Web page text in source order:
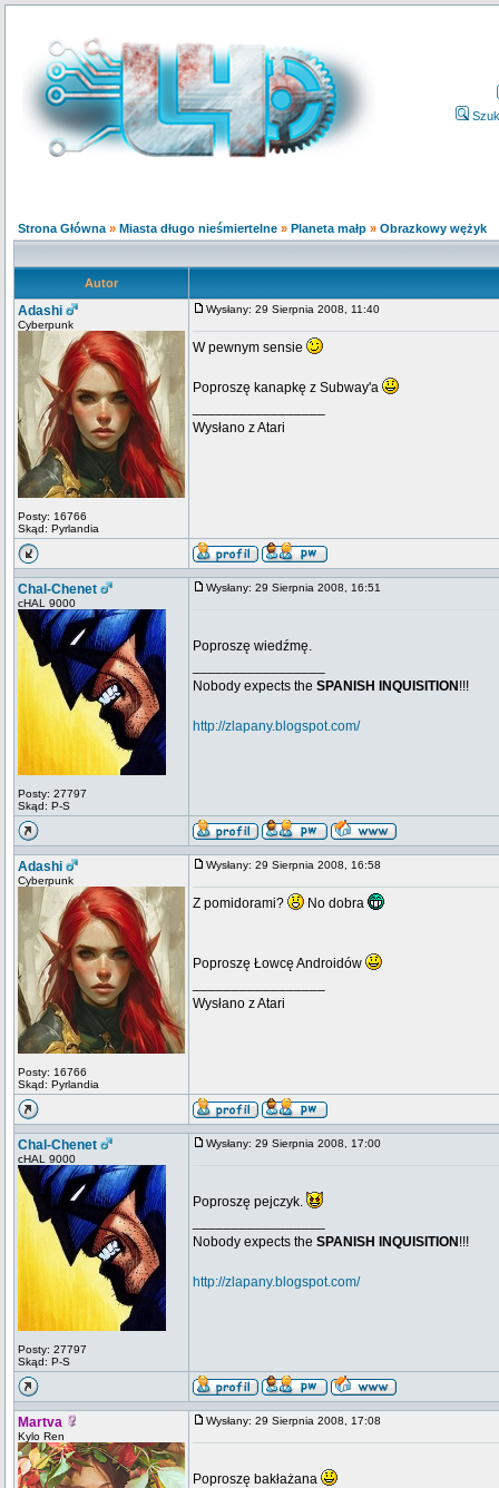
Strona Główna » Miasta długo nieśmiertelne » Planeta małp » Obrazkowy wężyk
Autor
Adashi
Cyberpunk
Posty: 16766
Skąd: Pyrlandia
Wysłany: 29 Sierpnia 2008, 11:40
W pewnym sensie
Poproszę kanapkę z Subway'a
Wysłano z Atari
Chal-Chenet
cHAL 9000
Posty: 27797
Skąd: P-S
Wysłany: 29 Sierpnia 2008, 16:51
Poproszę wiedźmę.
Nobody expects the SPANISH INQUISITION !!!
http://zlapany.blogspot.com/
Adashi
Cyberpunk
Posty: 16766
Skąd: Pyrlandia
Wysłany: 29 Sierpnia 2008, 16:58
Z pomidorami? No dobra
Poproszę Łowcę Androidów
Wysłano z Atari
Chal-Chenet
cHAL 9000
Posty: 27797
Skąd: P-S
Wysłany: 29 Sierpnia 2008, 17:00
Poproszę pejczyk.
Nobody expects the SPANISH INQUISITION !!!
http://zlapany.blogspot.com/
Martva
Kylo Ren
Wysłany: 29 Sierpnia 2008, 17:08
Poproszę bakłażana